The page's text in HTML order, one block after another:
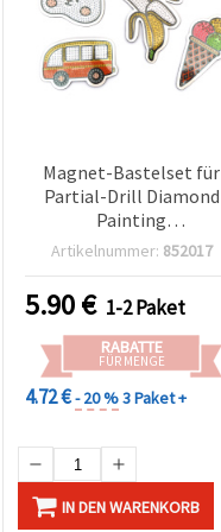
Magnet-Bastelset für
Partial-Drill Diamond
Painting
(Diamantmalerei) – 5
selbstklebende Die-Cuts
für Kinderbasteln,
Scrapbooking & DIY
Artikelnummer: 852017
5.90€ 1-2 Paket
RABATTE
FÜR MENGE
4.72 €- 20 %3 Paket +
IN DEN WARENKORB